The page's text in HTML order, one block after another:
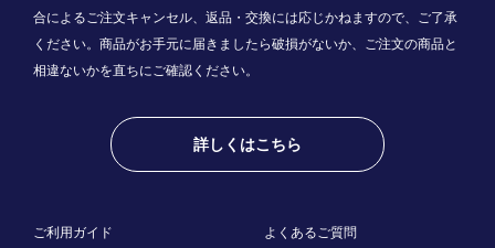
合によるご注文キャンセル、返品・交換には応じかねますので、ご了承
ください。商品がお手元に届きましたら破損がないか、ご注文の商品と
相違ないかを直ちにご確認ください。
詳しくはこちら
ご利用ガイド よくあるご質問